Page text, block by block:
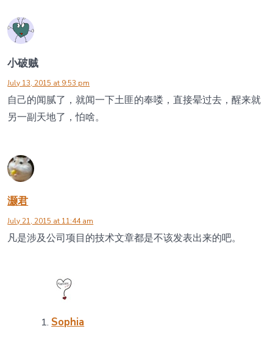
小破贼
July 13, 2015 at 9:53 pm
自己的闻腻了，就闻一下土匪的奉喽，直接晕过去，醒来就
另一副天地了，怕啥。
灏君
July 21, 2015 at 11:44 am
凡是涉及公司项目的技术文章都是不该发表出来的吧。
Sophia